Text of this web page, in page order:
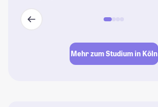
Mehr zum Studium in Köln